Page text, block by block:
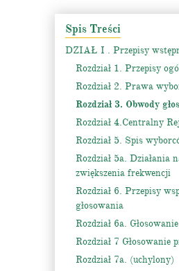
Spis Treści
DZIAŁ I . Przepisy
Rozdział 1. Przepisy
Rozdział 2. Prawa
Rozdział 3. Obwody
Rozdział 4.Centralny
Rozdział 5. Spis
Rozdział 5a. Działania
zwiększenia frekwencji
Rozdział 6. Przepisy
głosowania
Rozdział 6a.
Rozdział 7 Głosowanie
Rozdział 7a. (uchylony)